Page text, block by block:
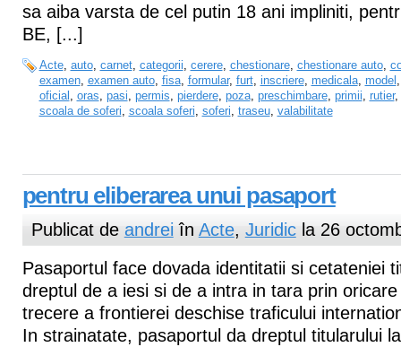
sa aiba varsta de cel putin 18 ani impliniti,
BE, [...]
Acte, auto, carnet, categorii cerere, chestionare, chestionare auto,
examen, examen auto, fisa, formular, furt, inscriere, medicala, model
oficial
oras pasi permis pierdere, poza, preschimbare, primii rutier,
scoala de soferi scoala soferi soferi traseu, valabilitate
pentru eliberarea unui pasaport
Publicat de andreiîn Acte, Juridicla 26
Pasaportul face dovada identitatii si cetateniei
dreptul de a iesi si de a intra in tara prin
trecere a frontierei deschise traficului
In strainatate, pasaportul da dreptul titularului